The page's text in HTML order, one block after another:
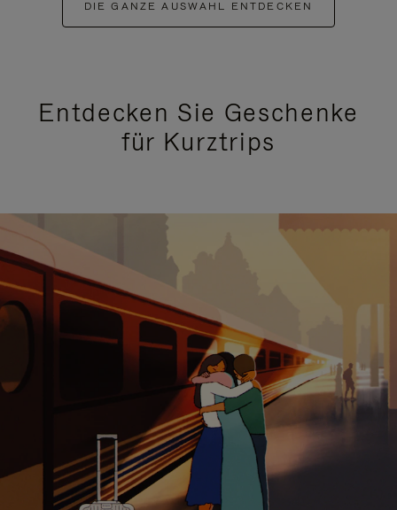
DIE GANZE AUSWAHL ENTDECKEN
Entdecken Sie Geschenke
für Kurztrips